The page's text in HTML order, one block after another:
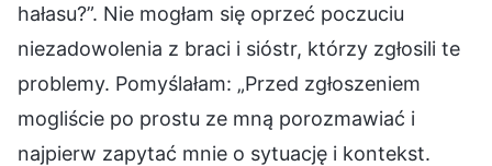
hałasu?”. Nie mogłam się oprzeć poczuciu
niezadowolenia z braci i sióstr, którzy zgłosili te
problemy. Pomyślałam: „Przed zgłoszeniem
mogliście po prostu ze mną porozmawiać i
najpierw zapytać mnie o sytuację i kontekst.